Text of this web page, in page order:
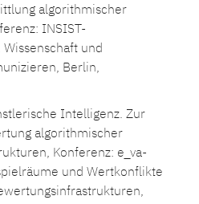
algorithmischer
INSIST-
und
Berlin,
Intelligenz. Zur
algorithmischer
Konferenz: e_va­
und Wert­kon­flik­te